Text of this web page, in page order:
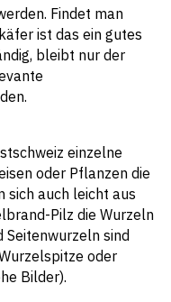
Findet man
ist das ein gutes
bleibt nur der
einzelne
oder Pflanzen die
sich auch leicht aus
Pilz die Wurzeln
sind
oder
Bilder).